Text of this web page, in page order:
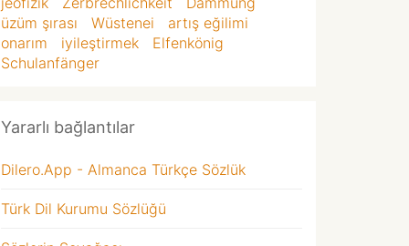
üzüm şırası
Wüstenei
artış eğilimi
onarım
iyileştirmek
Elfenkönig
Schulanfänger
Yararlı bağlantılar
Dilero.App - Almanca Türkçe Sözlük
Türk Dil Kurumu Sözlüğü